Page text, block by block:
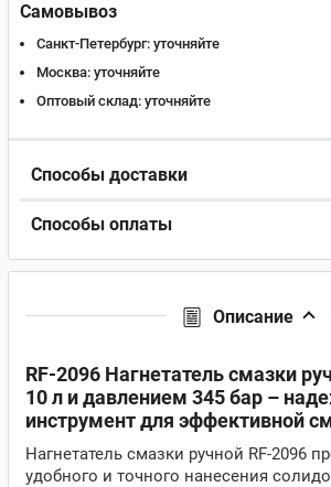
Самовывоз
Санкт-Петербург: уточняйте
Москва: уточняйте
Оптовый склад: уточняйте
Способы доставки
Способы оплаты
Описание
RF-2096 Нагнетатель смазки
10 л и давлением 345 бар –
инструмент для эффективной
Нагнетатель смазки ручной RF-2096
удобного и точного нанесения